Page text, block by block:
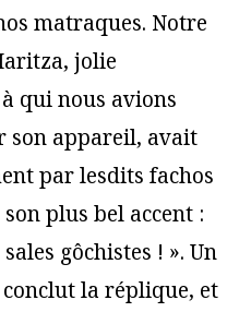
matraques. Notre
jolie
qui nous avions
son appareil, avait
par lesdits fachos
plus bel accent :
gôchistes ! ». Un
la réplique, et